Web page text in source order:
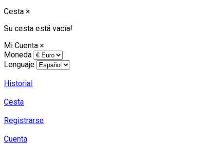
Cesta ×
Su cesta está vacía!
Mi Cuenta ×
Moneda
Lenguaje
Historial
Cesta
Registrarse
Cuenta